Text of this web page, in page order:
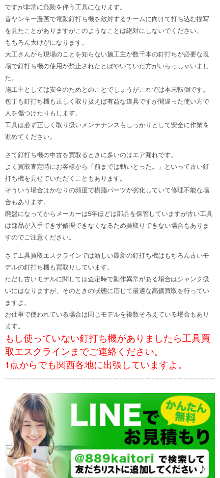
ですが非常に危険を伴う工具になります。
昔ヤンキー漫画で電動釘打ち機を敵対するチームに向けて打ち込む描写
を見たことがありますがこのようなことは絶対にしないでください。
もちろん大けがになります。
大工さんから現場のことを知らない施工主が数千本の釘打ちが必要な現
場で釘打ち機の使用が禁止されたとぼやいていた方がいらっしゃいまし
た。
施工主としては安全のためとのことでしょうがこれでは本末転倒です。
包丁も釘打ち機も正しく取り扱えば有益な道具ですが間違った使い方で
人を傷つけたりもします。
工具は必ず正しく取り扱いメンテナンスもしっかりとして安全に作業を
進めてください。
さて釘打ち機の中古を買取るときに多いのはエア漏れです。
よく買取査定時にお客様から「前までは動いとった。」といって古い釘
打ち機を見せていただくこともあります。
そういう場合はかなりの頻度で樹脂パーツが劣化していて修理不能な場
合もあります。
廃盤になってからメーカーは5年ほどは部品を保管していますが古い工具
は部品が入手できず修理できなくなるため買取りできない場合もありま
すのでご注意ください。
さて工具買取エスクラインでは新しい最新の釘打ち機はもちろん古いモ
デルの釘打ち機も買取りしています。
ただし古いモデルに関しては査定時で動作異常がある場合はジャンク扱
いにはなりますが、そのときの状態に応じて最適な高価買取を行ってい
ますよ。
お仕事で使われている場合は同じモデルを複数そろえている場合もあり
ます。
もし使っていない釘打ち機がありましたら工具買
取エスクラインまでご連絡ください。
1点からでも関西各地に出張していますよ。